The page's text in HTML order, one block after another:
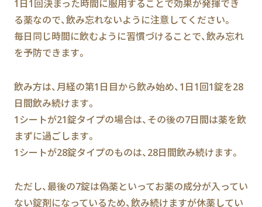
1日1回決まった時間に服用することで効果が発揮でき
る薬なので、飲み忘れないように注意してください。
毎日同じ時間に飲むように習慣づけることで、飲み忘れ
を予防できます。
飲み方は、月経の第1日目から飲み始め、1日1回1錠を28
日間飲み続けます。
1シートが21錠タイプの場合は、その後の7日間は薬を飲
まずに過ごします。
1シートが28錠タイプのものは、28日間飲み続けます。
ただし、最後の7錠は偽薬といってお薬の成分が入ってい
ない錠剤になっているため、飲み続けますが休薬してい